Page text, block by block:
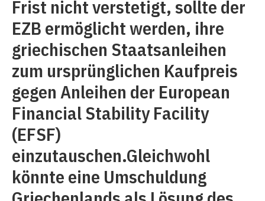
Frist nicht verstetigt, sollte der
EZB ermöglicht werden, ihre
griechischen Staatsanleihen
zum ursprünglichen Kaufpreis
gegen Anleihen der European
Financial Stability Facility
(EFSF)
einzutauschen.Gleichwohl
könnte eine Umschuldung